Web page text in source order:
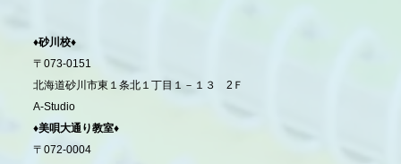
♦砂川校♦
〒073-0151
北海道砂川市東１条北１丁目１－１３ 2Ｆ
A-Studio
♦美唄大通り教室♦
〒072-0004